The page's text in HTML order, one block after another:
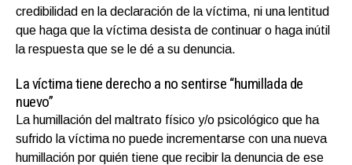
credibilidad en la declaración de la víctima, ni una lentitud
que haga que la víctima desista de continuar o haga inútil
la respuesta que se le dé a su denuncia.
La víctima tiene derecho a no sentirse “humillada de
nuevo”
La humillación del maltrato físico y/o psicológico que ha
sufrido la víctima no puede incrementarse con una nueva
humillación por quién tiene que recibir la denuncia de ese